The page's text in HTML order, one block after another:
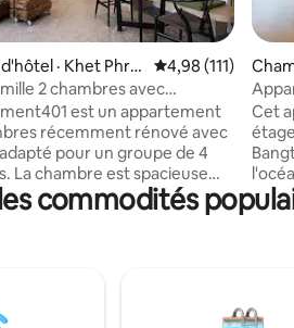
5, 127 commentaires
· Khet Phra
Note moyenne de
4,98 (111)
2 chambres avec
est un appartement
récemment rénové avec
pour un groupe de 4
La chambre est spacieuse
et dispose d'une télévision
50"avec NETFLIX et Disney+
est situé au 2e étage
Cet
chaque soir. 2
commodités